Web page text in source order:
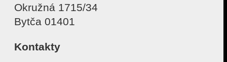
Okružná 1715/34
Bytča 01401
Kontakty